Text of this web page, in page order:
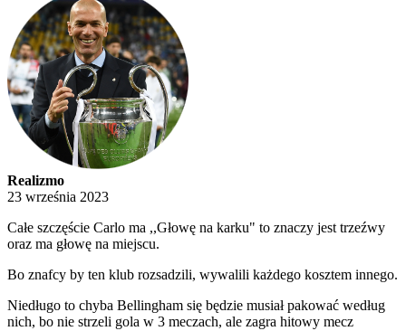
Realizmo
23 września 2023
Całe szczęście Carlo ma ,,Głowę na karku" to znaczy jest trzeźwy
oraz ma głowę na miejscu.
Bo znafcy by ten klub rozsadzili, wywalili każdego kosztem innego.
Niedługo to chyba Bellingham się będzie musiał pakować według
nich, bo nie strzeli gola w 3 meczach, ale zagra hitowy mecz